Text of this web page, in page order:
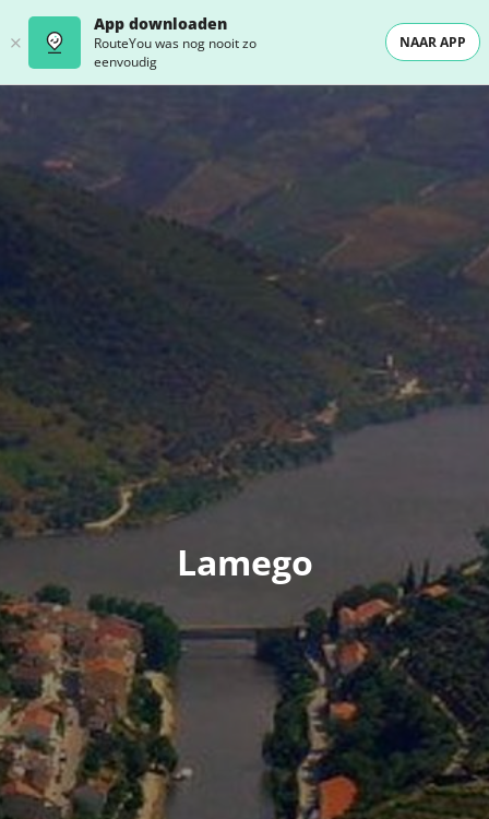
App downloaden
RouteYou was nog nooit zo
eenvoudig
NAAR APP
Lamego